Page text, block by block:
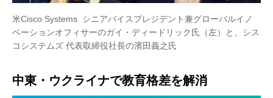
米Cisco Systems シニアバイスプレジデント兼グローバルイノ
ベーションオフィサーのガイ・ディードリック氏（左）と、シス
コシステムズ 代表取締役社長の濱田義之氏
中東・ウクライナで教育格差を解消